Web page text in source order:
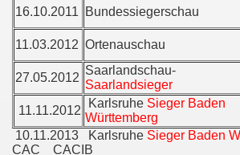
16.10.2011 Bundessiegerschau
11.03.2012 Ortenauschau
27.05.2012
Saarlandschau-
Saarlandsieger
11.11.2012
Karlsruhe Sieger Baden
Württemberg
10.11.2013 Karlsruhe Sieger Baden
CAC CACIB
BANJO-